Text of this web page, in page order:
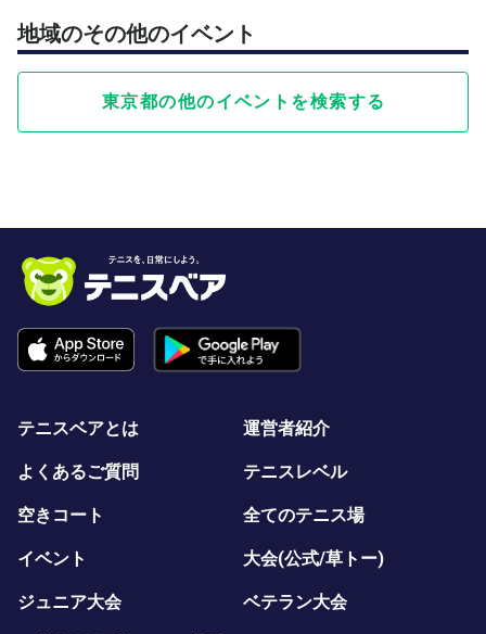
地域のその他のイベント
東京都の他のイベントを検索する
テニスベアとは 運営者紹介
よくあるご質問 テニスレベル
空きコート 全てのテニス場
イベント 大会(公式/草トー)
ジュニア大会 ベテラン大会